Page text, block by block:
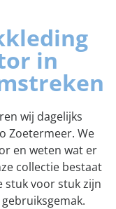
in
wij dagelijks
Zoetermeer. We
en weten wat er
collectie bestaat
stuk voor stuk zijn